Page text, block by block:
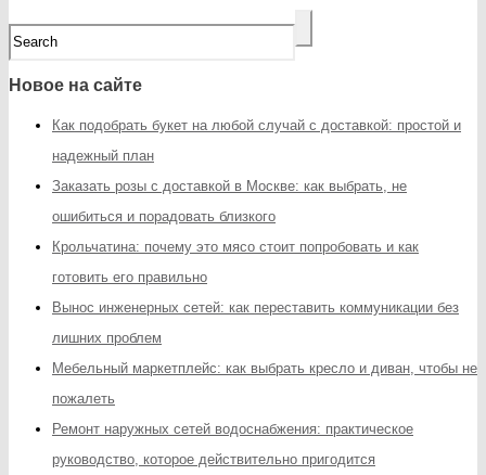
Новое на сайте
Как подобрать букет на любой случай с доставкой: простой и
надежный план
Заказать розы с доставкой в Москве: как выбрать, не
ошибиться и порадовать близкого
Крольчатина: почему это мясо стоит попробовать и как
готовить его правильно
Вынос инженерных сетей: как переставить коммуникации без
лишних проблем
Мебельный маркетплейс: как выбрать кресло и диван, чтобы не
пожалеть
Ремонт наружных сетей водоснабжения: практическое
руководство, которое действительно пригодится